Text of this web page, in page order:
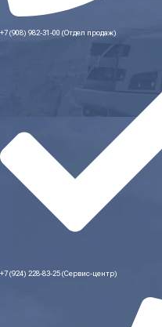
+7 (908) 982-31-00 (Отдел продаж)
+7 (924) 228-83-25 (Сервис-центр)